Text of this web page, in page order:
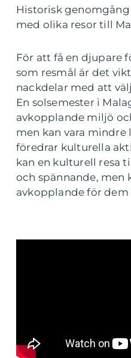
Historisk
med olika resor till
För att få en djupare
som resmål är det
nackdelar med att
En solsemester i
avkopplande miljö
men kan vara
föredrar kulturella
kan en kulturell resa
och spännande, men
avkopplande för dem